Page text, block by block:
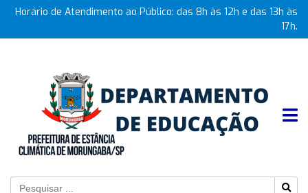
Horário de Atendimento ao Público: das 8h às 12h e das 13h às
17h.